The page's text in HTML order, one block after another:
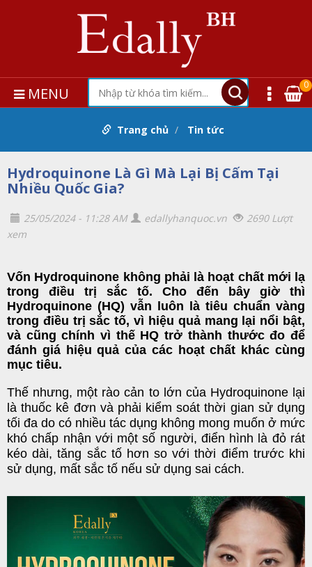
MENU 0
Trang chủ Tin tức
Hydroquinone Là Gì Mà Lại Bị Cấm Tại
Nhiều Quốc Gia?
25/05/2024 - 11:28 AM edallyhanquoc.vn
2690 Lượt
xem
Vốn Hydroquinone không phải là hoạt chất mới lạ
trong điều trị sắc tố. Cho đến bây giờ thì
Hydroquinone (HQ) vẫn luôn là tiêu chuẩn vàng
trong điều trị sắc tố, vì hiệu quả mang lại nổi bật,
và cũng chính vì thế HQ trở thành thước đo để
đánh giá hiệu quả của các hoạt chất khác cùng
mục tiêu.
Thế nhưng, một rào cản to lớn của Hydroquinone lại
là thuốc kê đơn và phải kiểm soát thời gian sử dụng
tối đa do có nhiều tác dụng không mong muốn ở mức
khó chấp nhận với một số người, điển hình là đỏ rát
kéo dài, tăng sắc tố hơn so với thời điểm trước khi
sử dụng, mất sắc tố nếu sử dụng sai cách.